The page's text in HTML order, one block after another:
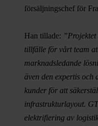
försäljningschef för
Han tillade:
tillfälle för vårt team
marknadsledande
även den expertis och
kunder för att
infrastrukturlayout.
elektrifiering av